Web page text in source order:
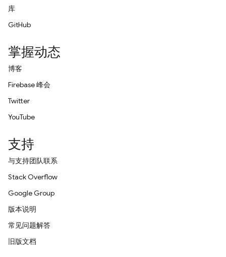
库
GitHub
掌握动态
博客
Firebase 峰会
Twitter
YouTube
支持
与支持团队联系
Stack Overflow
Google Group
版本说明
常见问题解答
旧版文档